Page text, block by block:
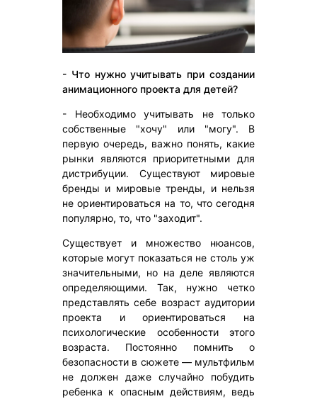
- Что нужно учитывать при создании
анимационного проекта для детей?
- Необходимо учитывать не только
собственные "хочу" или "могу". В
первую очередь, важно понять, какие
рынки являются приоритетными для
дистрибуции. Существуют мировые
бренды и мировые тренды, и нельзя
не ориентироваться на то, что сегодня
популярно, то, что "заходит".
Существует и множество нюансов,
которые могут показаться не столь уж
значительными, но на деле являются
определяющими. Так, нужно четко
представлять себе возраст аудитории
проекта и ориентироваться на
психологические особенности этого
возраста. Постоянно помнить о
безопасности в сюжете — мультфильм
не должен даже случайно побудить
ребенка к опасным действиям, ведь